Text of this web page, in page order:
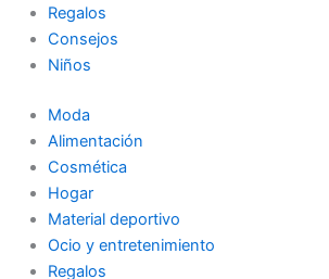
Regalos
Consejos
Niños
Moda
Alimentación
Cosmética
Hogar
Material deportivo
Ocio y entretenimiento
Regalos